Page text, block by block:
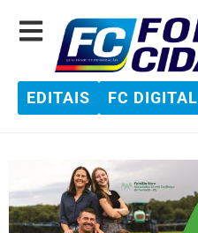
EDITAIS FC DIGITAL